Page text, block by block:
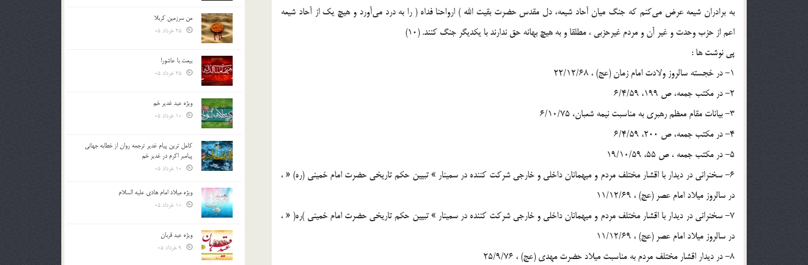
به برادران شيعه عرض مى‌كنم كه جنگ ميان آحاد شيعه، دل مقدس حضرت بقيت الله ) ارواحنا فداه ( را به درد مى‌آورد و هيچ يك از آحاد شيعه
اعم از حزب وحدت و غير آن و مردم غيرحزبى ، مطلقا و به هيچ بهانه حق ندارند با يكديگر جنگ كنند. (10)
پى نوشت ها :
1- در خجسته سالروز ولادت امام زمان (عج) ، 22/12/68
2- در مكتب جمعه، ص 199، 6/4/59
3- بيانات مقام معظم رهبرى به مناسبت نيمه شعبان، 6/10/75
4- در مكتب جمعه، ص 200، 6/4/59
5- در مكتب جمعه ، ص 55، 19/10/59
6- سخنرانى در ديدار با اقشار مختلف مردم و ميهمانان داخلى و خارجى شركت كننده در سمينار » تبيين حكم تاريخى حضرت امام خمينى (ره) « ،
در سالروز ميلاد امام عصر (عج) ، 11/12/69
7- سخنرانى در ديدار با اقشار مختلف مردم و ميهمانان داخلى و خارجى شركت كننده در سمينار » تبيين حكم تاريخى حضرت امام خمينى )ره( « ،
در سالروز ميلاد امام عصر (عج) ، 11/12/69
8- در ديدار اقشار مختلف مردم به مناسبت ميلاد حضرت مهدى (عج) ، 25/9/76
من سرزمین کربلا
بیعت با عاشورا
ویژه عید غدیر خم
کامل ترین پیام غدیر ترجمه روان از خطابه جهانی
پیامبر اکرم در غدیر خم
ویژه میلاد امام هادی علیه السلام
ویژه عید قربان